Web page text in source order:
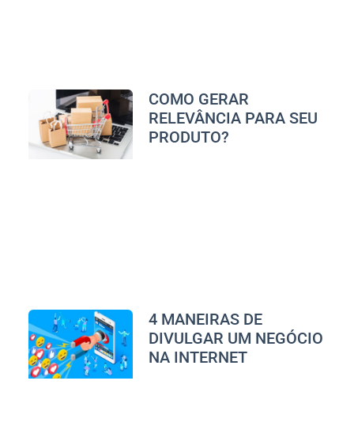
COMO GERAR
RELEVÂNCIA PARA SEU
PRODUTO?
4 MANEIRAS DE
DIVULGAR UM NEGÓCIO
NA INTERNET